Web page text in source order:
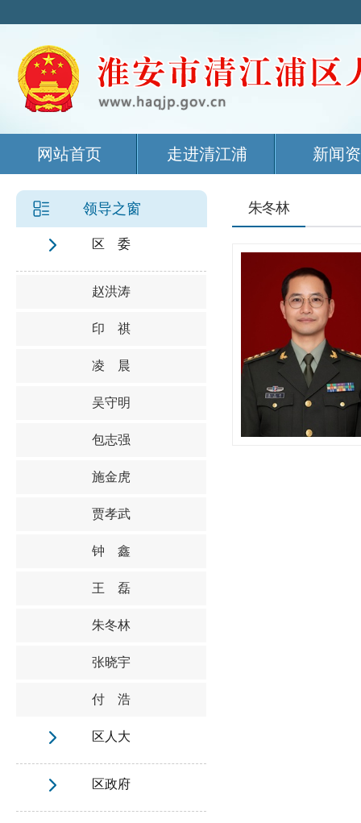
网站首页 走进清江浦 新闻
领导之窗
区 委
赵洪涛
印 祺
凌 晨
吴守明
包志强
施金虎
贾孝武
钟 鑫
王 磊
朱冬林
张晓宇
付 浩
区人大
区政府
朱冬林